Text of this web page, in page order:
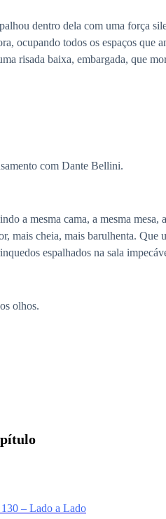
dentro dela com uma força
ocupando todos os espaços
risada baixa, embargada, que
com Dante Bellini.
a mesma cama, a mesma
mais cheia, mais barulhenta. Que
espalhados na sala
olhos.
– Lado a Lado